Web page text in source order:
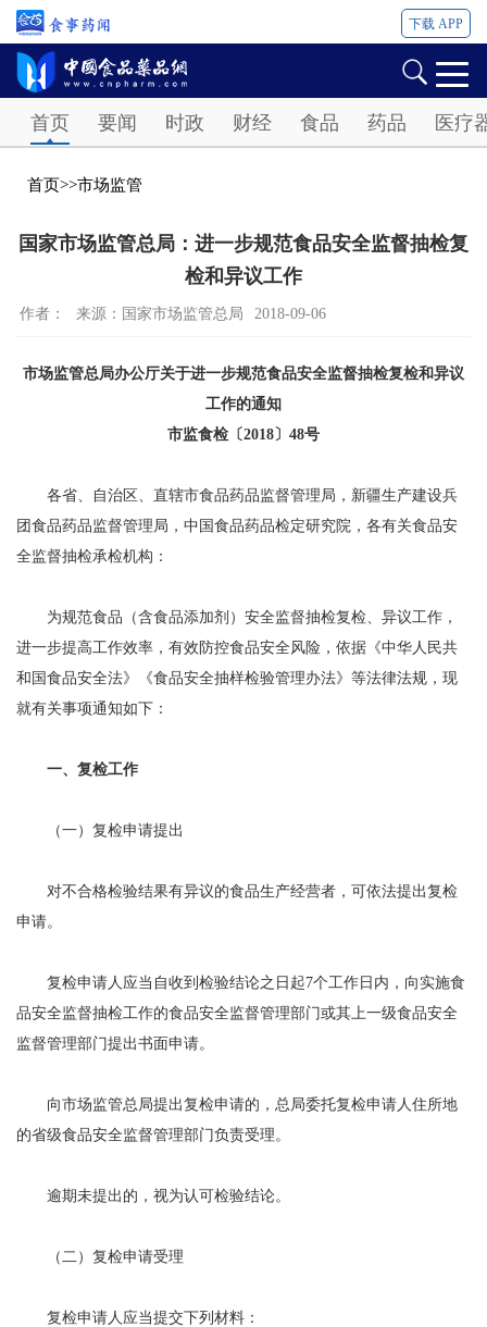
下载 APP
首页 要闻 时政 财经 食品 药品 医疗
首页>>市场监管
国家市场监管总局：进一步规范食品安全监督抽检复
检和异议工作
作者： 来源：国家市场监管总局 2018-09-06
市场监管总局办公厅关于进一步规范食品安全监督抽检复检和异议
工作的通知
市监食检〔2018〕48号
各省、自治区、直辖市食品药品监督管理局，新疆生产建设兵
团食品药品监督管理局，中国食品药品检定研究院，各有关食品安
全监督抽检承检机构：
为规范食品（含食品添加剂）安全监督抽检复检、异议工作，
进一步提高工作效率，有效防控食品安全风险，依据《中华人民共
和国食品安全法》《食品安全抽样检验管理办法》等法律法规，现
就有关事项通知如下：
一、复检工作
（一）复检申请提出
对不合格检验结果有异议的食品生产经营者，可依法提出复检
申请。
复检申请人应当自收到检验结论之日起7个工作日内，向实施食
品安全监督抽检工作的食品安全监督管理部门或其上一级食品安全
监督管理部门提出书面申请。
向市场监管总局提出复检申请的，总局委托复检申请人住所地
的省级食品安全监督管理部门负责受理。
逾期未提出的，视为认可检验结论。
（二）复检申请受理
复检申请人应当提交下列材料：